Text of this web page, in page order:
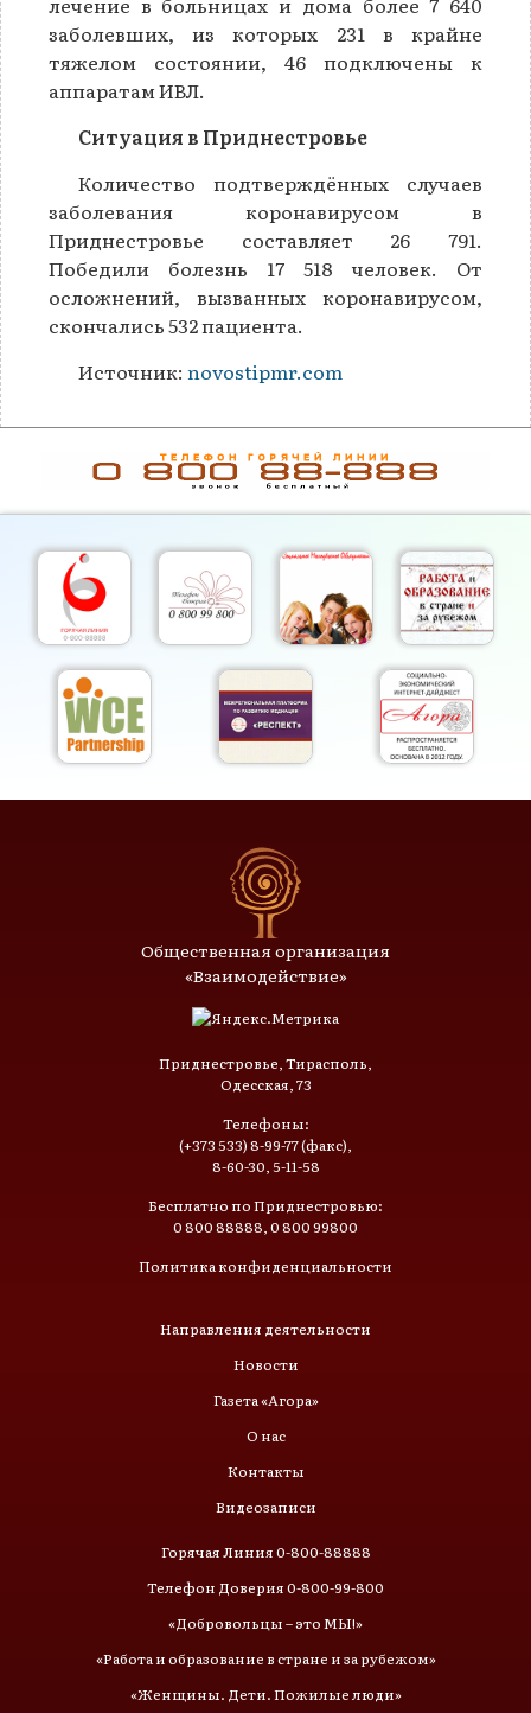
заболевших, из которых 231 в крайне
тяжелом состоянии, 46 подключены к
аппаратам ИВЛ.
Ситуация в Приднестровье
Количество подтверждённых случаев
заболевания коронавирусом в
Приднестровье составляет 26 791.
Победили болезнь 17 518 человек. От
осложнений, вызванных коронавирусом,
скончались 532 пациента.
Источник: novostipmr.com
Общественная организация
«Взаимодействие»
Приднестровье, Тирасполь,
Одесская, 73
Телефоны:
(+373 533) 8-99-77 (факс),
8-60-30, 5-11-58
Бесплатно по Приднестровью:
0 800 88888, 0 800 99800
Политика конфиденциальности
Направления деятельности
Новости
Газета «Агора»
О нас
Контакты
Видеозаписи
Горячая Линия 0-800-88888
Телефон Доверия 0-800-99-800
«Добровольцы – это МЫ!»
«Работа и образование в стране и за рубежом»
«Женщины. Дети. Пожилые люди»